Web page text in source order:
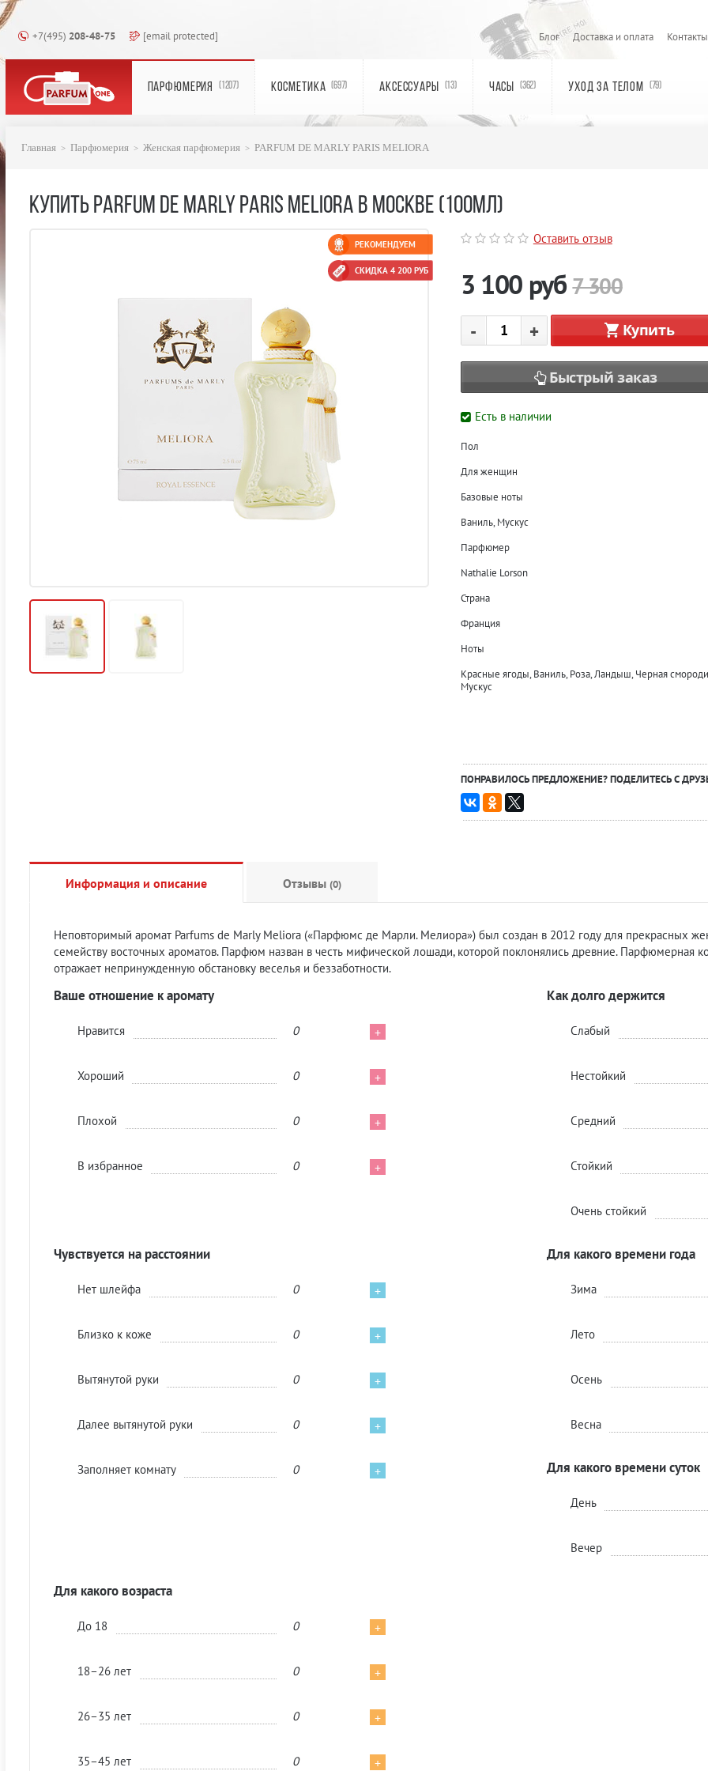
+7(495) 208-48-75 [email protected] Блог Доставка и оплата Контакты
ПАРФЮМЕРИЯ (1207) КОСМЕТИКА (697) АКСЕССУАРЫ (13) ЧАСЫ (362) УХОД ЗА ТЕЛОМ (79)
Главная Парфюмерия Женская парфюмерия PARFUM DE MARLY PARIS MELIORA
КУПИТЬ PARFUM DE MARLY PARIS MELIORA В МОСКВЕ (100МЛ)
РЕКОМЕНДУЕМ
СКИДКА 4 200 РУБ
Оставить отзыв
3 100 руб 7 300
- + Купить
Быстрый заказ
Есть в наличии
Пол
Для женщин
Базовые ноты
Ваниль, Мускус
Парфюмер
Nathalie Lorson
Страна
Франция
Ноты
Красные ягоды, Ваниль, Роза, Ландыш, Черная
Мускус
ПОНРАВИЛОСЬ ПРЕДЛОЖЕНИЕ? ПОДЕЛИТЕСЬ С
Информация и описание Отзывы (0)
Неповторимый аромат Parfums de Marly Meliora («Парфюмс де Марли. Мелиора») был создан в 2012 году для прекрасных
семейству восточных ароматов. Парфюм назван в честь мифической лошади, которой поклонялись древние. Парфюмерная
отражает непринужденную обстановку веселья и беззаботности.
Ваше отношение к аромату
Нравится 0 +
Хороший 0 +
Плохой 0 +
В избранное 0 +
Как долго держится
Слабый
Нестойкий
Средний
Стойкий
Очень стойкий
Чувствуется на расстоянии
Нет шлейфа 0 +
Близко к коже 0 +
Вытянутой руки 0 +
Далее вытянутой руки 0 +
Заполняет комнату 0 +
Для какого времени года
Зима
Лето
Осень
Весна
Для какого времени суток
День
Вечер
Для какого возраста
До 18 0 +
18–26 лет 0 +
26–35 лет 0 +
35–45 лет 0 +